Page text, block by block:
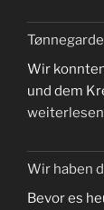
ikke
godt
humør.“
Wir
und dem
weiterlesen
Wir haben
Bevor es